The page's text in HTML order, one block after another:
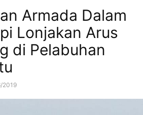
Armada Dalam
Lonjakan Arus
di Pelabuhan
2019